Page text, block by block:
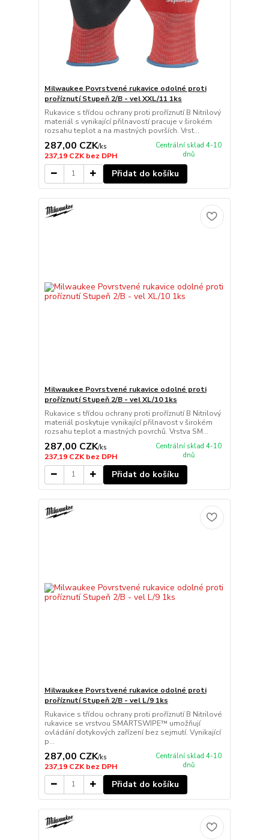
Milwaukee Povrstvené rukavice odolné proti
proříznutí Stupeň 2/B - vel XXL/11 1ks
Rukavice s třídou ochrany proti proříznutí B Nitrilový
materiál s vynikající přilnavostí pracuje v širokém
rozsahu teplot a na mastných površích. Vrst...
287,00 CZK/ks
237,19 CZKbez DPH
Centrální sklad 4-10
dnů
Přidat do košíku
Milwaukee Povrstvené rukavice odolné proti
proříznutí Stupeň 2/B - vel XL/10 1ks
Rukavice s třídou ochrany proti proříznutí B Nitrilový
materiál poskytuje vynikající přilnavost v širokém
rozsahu teplot a mastných povrchů. Vrstva SM...
287,00 CZK/ks
237,19 CZKbez DPH
Centrální sklad 4-10
dnů
Přidat do košíku
Milwaukee Povrstvené rukavice odolné proti
proříznutí Stupeň 2/B - vel L/9 1ks
Rukavice s třídou ochrany proti proříznutí B Nitrilové
rukavice se vrstvou SMARTSWIPE™ umožňují
ovládání dotykových zařízení bez sejmutí. Vynikající
p...
287,00 CZK/ks
237,19 CZKbez DPH
Centrální sklad 4-10
dnů
Přidat do košíku